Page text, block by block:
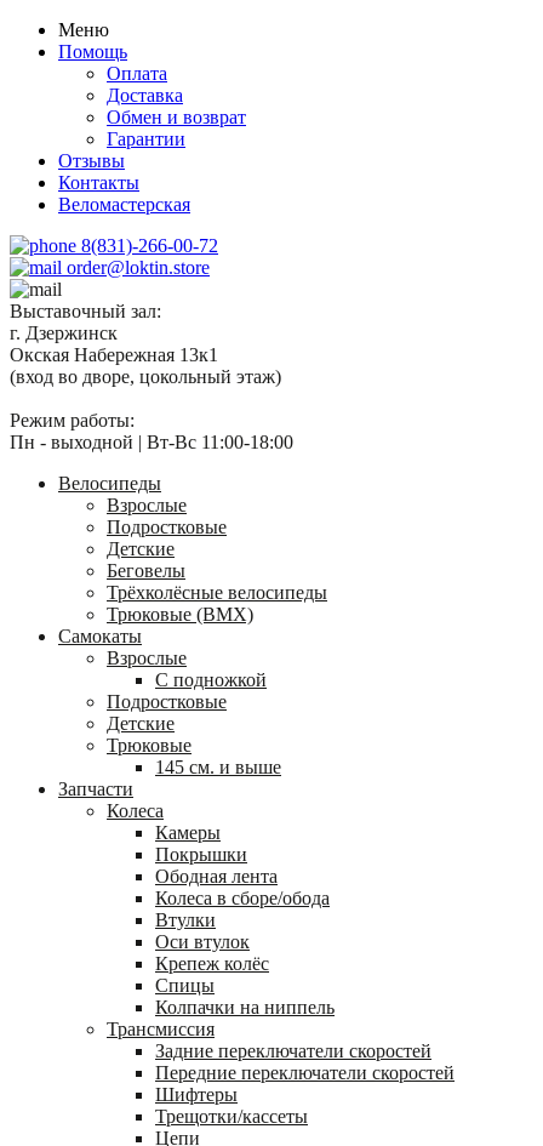
Меню
Помощь
Оплата
Доставка
Обмен и возврат
Гарантии
Отзывы
Контакты
Веломастерская
8(831)-266-00-72
order@loktin.store
Выставочный зал:
г. Дзержинск
Окская Набережная 13к1
(вход во дворе, цокольный этаж)
Режим работы:
Пн - выходной | Вт-Вс 11:00-18:00
Велосипеды
Взрослые
Подростковые
Детские
Беговелы
Трёхколёсные велосипеды
Трюковые (BMX)
Самокаты
Взрослые
С подножкой
Подростковые
Детские
Трюковые
145 см. и выше
Запчасти
Колеса
Камеры
Покрышки
Ободная лента
Колеса в сборе/обода
Втулки
Оси втулок
Крепеж колёс
Спицы
Колпачки на ниппель
Трансмиссия
Задние переключатели скоростей
Передние переключатели скоростей
Шифтеры
Трещотки/кассеты
Цепи